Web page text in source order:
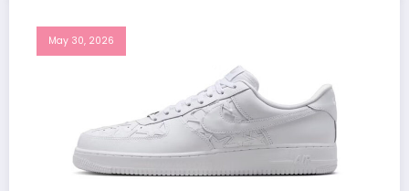
May 30, 2026